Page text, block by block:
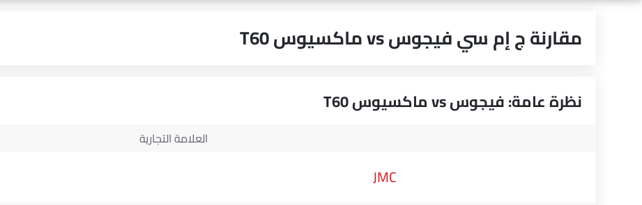
مقارنة ج إم سي فيجوس vs ماكسيوس T60
نظرة عامة: فيجوس vs ماكسيوس T60
العلامة التجارية
JMC